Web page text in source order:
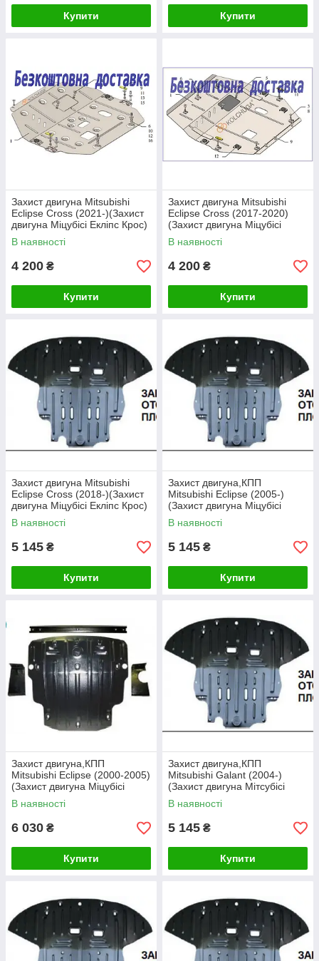
Купити Купити
Захист двигуна Mitsubishi
Eclipse Cross (2021-)(Захист
двигуна Міцубісі Екліпс Крос)
Кольчуга
В наявності
4 200 ₴
Купити
Захист двигуна Mitsubishi
Eclipse Cross (2017-2020)
(Захист двигуна Міцубісі
Екліпс Крос) Кольчуга
В наявності
4 200 ₴
Купити
Захист двигуна Mitsubishi
Eclipse Cross (2018-)(Захист
двигуна Міцубісі Екліпс Крос)
Полігон-авто
В наявності
5 145 ₴
Купити
Захист двигуна,КПП
Mitsubishi Eclipse (2005-)
(Захист двигуна Міцубісі
Екліпс) Полігон-авто
В наявності
5 145 ₴
Купити
Захист двигуна,КПП
Mitsubishi Eclipse (2000-2005)
(Захист двигуна Міцубісі
Екліпс) Полігон-авто
В наявності
6 030 ₴
Купити
Захист двигуна,КПП
Mitsubishi Galant (2004-)
(Захист двигуна Мітсубісі
Галант) Полігон-авто
В наявності
5 145 ₴
Купити